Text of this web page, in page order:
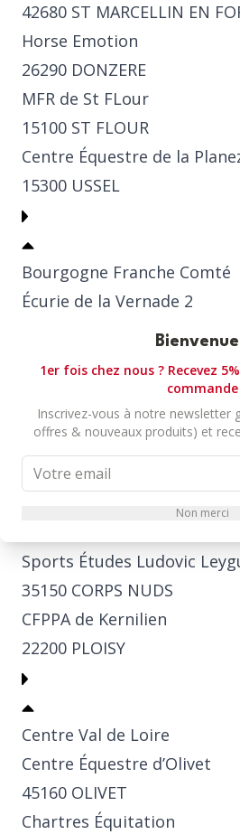
42680 ST MARCELLIN EN
Horse Emotion
26290 DONZERE
MFR de St FLour
15100 ST FLOUR
Centre Équestre de la
15300 USSEL
Bourgogne Franche Comté
Écurie de la Vernade 2
Bretagne
Domaine de Ker Olivier
29180 PLOGONNEC
Formation Équitation
Sports Études Ludovic
35150 CORPS NUDS
CFPPA de Kernilien
22200 PLOISY
Centre Val de Loire
Centre Équestre d’Olivet
45160 OLIVET
Chartres Équitation
1er fois chez nous ? Recevez
commande
Inscrivez-vous à notre newsletter
offres & nouveaux produits) et
Non merci